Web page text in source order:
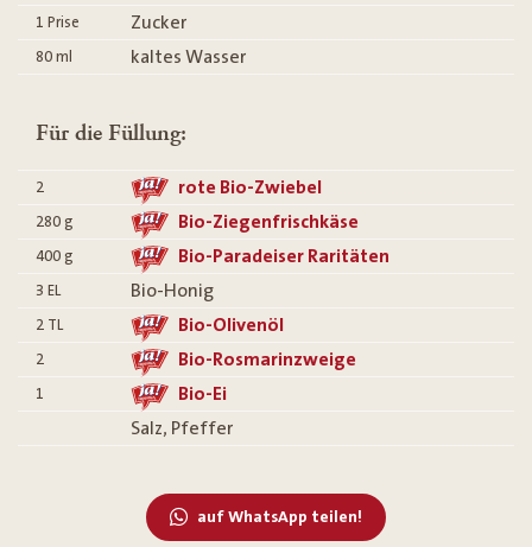
1 Prise Zucker
80 ml kaltes Wasser
Für die Füllung:
2 rote Bio-Zwiebel
280 g Bio-Ziegenfrischkäse
400 g Bio-Paradeiser Raritäten
3 EL Bio-Honig
2 TL Bio-Olivenöl
2 Bio-Rosmarinzweige
1
Bio-Ei
Salz, Pfeffer
auf WhatsApp teilen!